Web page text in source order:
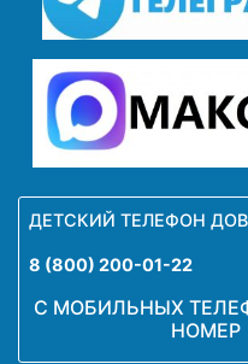
ДЕТСКИЙ ТЕЛЕФОН
8 (800) 200-01-22
С МОБИЛЬНЫХ
НОМЕР